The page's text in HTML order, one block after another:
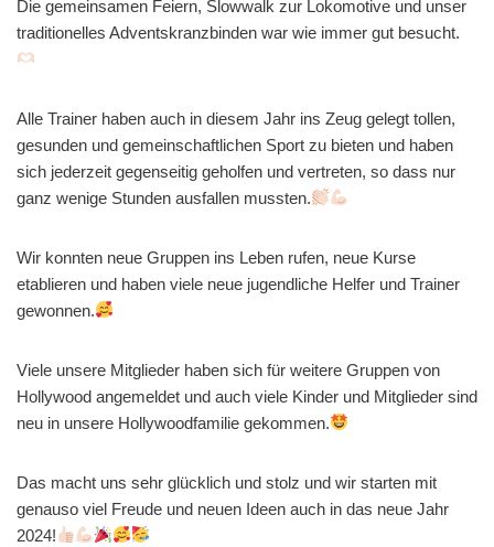
Die gemeinsamen Feiern, Slowwalk zur Lokomotive und unser
traditionelles Adventskranzbinden war wie immer gut besucht.
Alle Trainer haben auch in diesem Jahr ins Zeug gelegt tollen,
gesunden und gemeinschaftlichen Sport zu bieten und haben
sich jederzeit gegenseitig geholfen und vertreten, so dass nur
ganz wenige Stunden ausfallen mussten.
Wir konnten neue Gruppen ins Leben rufen, neue Kurse
etablieren und haben viele neue jugendliche Helfer und Trainer
gewonnen.
Viele unsere Mitglieder haben sich für weitere Gruppen von
Hollywood angemeldet und auch viele Kinder und Mitglieder sind
neu in unsere Hollywoodfamilie gekommen.
Das macht uns sehr glücklich und stolz und wir starten mit
genauso viel Freude und neuen Ideen auch in das neue Jahr
2024!